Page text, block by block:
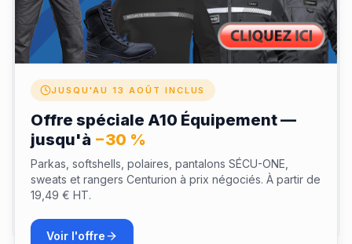
Verseidag, Cocoon, Burgmann
Dimensions
- 2 velcros avant: 10X5cm
Matériaux
- Nylon 1000 Deniers
Matière & coupe
Livraison & retours
JUSQU'AU 13 AOÛT INCLUS
Offre spéciale A10 Équipement —
jusqu'à −30 %
Parkas, softshells, polaires, pantalons SÉCU-ONE,
sweats et rangers Centurion à prix négociés. À partir de
19,49 € HT.
Voir l'offre